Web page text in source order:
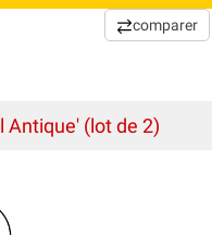
comparer
Antique' (lot de 2)